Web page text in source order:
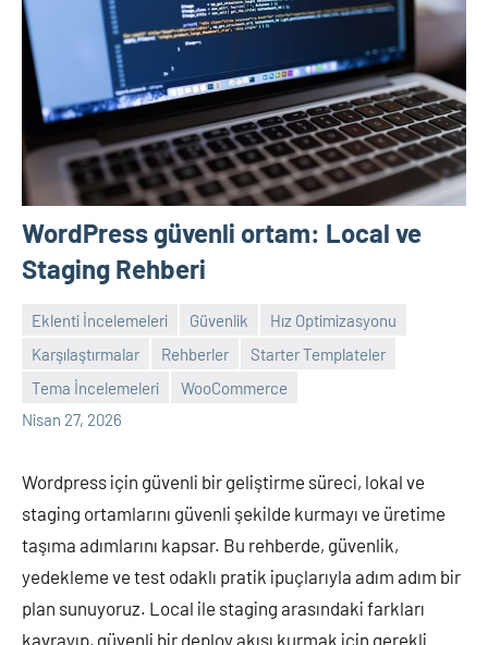
WordPress güvenli ortam: Local ve
Staging Rehberi
Eklenti İncelemeleri Güvenlik
Hız Optimizasyonu
Karşılaştırmalar
Rehberler
Starter Templateler
Tema İncelemeleri
WooCommerce
Nisan 27, 2026
admin
Yorum
yapılmamış
Wordpress için güvenli bir geliştirme süreci, lokal ve
staging ortamlarını güvenli şekilde kurmayı ve üretime
taşıma adımlarını kapsar. Bu rehberde, güvenlik,
yedekleme ve test odaklı pratik ipuçlarıyla adım adım bir
plan sunuyoruz. Local ile staging arasındaki farkları
kavrayıp, güvenli bir deploy akışı kurmak için gerekli